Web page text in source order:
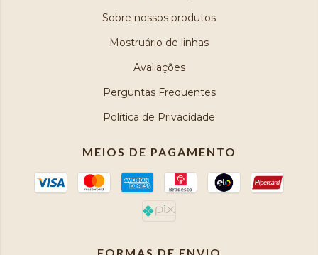
Sobre nossos produtos
Mostruário de linhas
Avaliações
Perguntas Frequentes
Política de Privacidade
MEIOS DE PAGAMENTO